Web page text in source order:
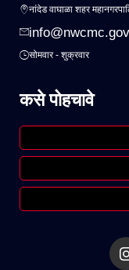
नांदेड वाघाळा शहर
सोमवार - शुक्रवार
कसे पोहचावे